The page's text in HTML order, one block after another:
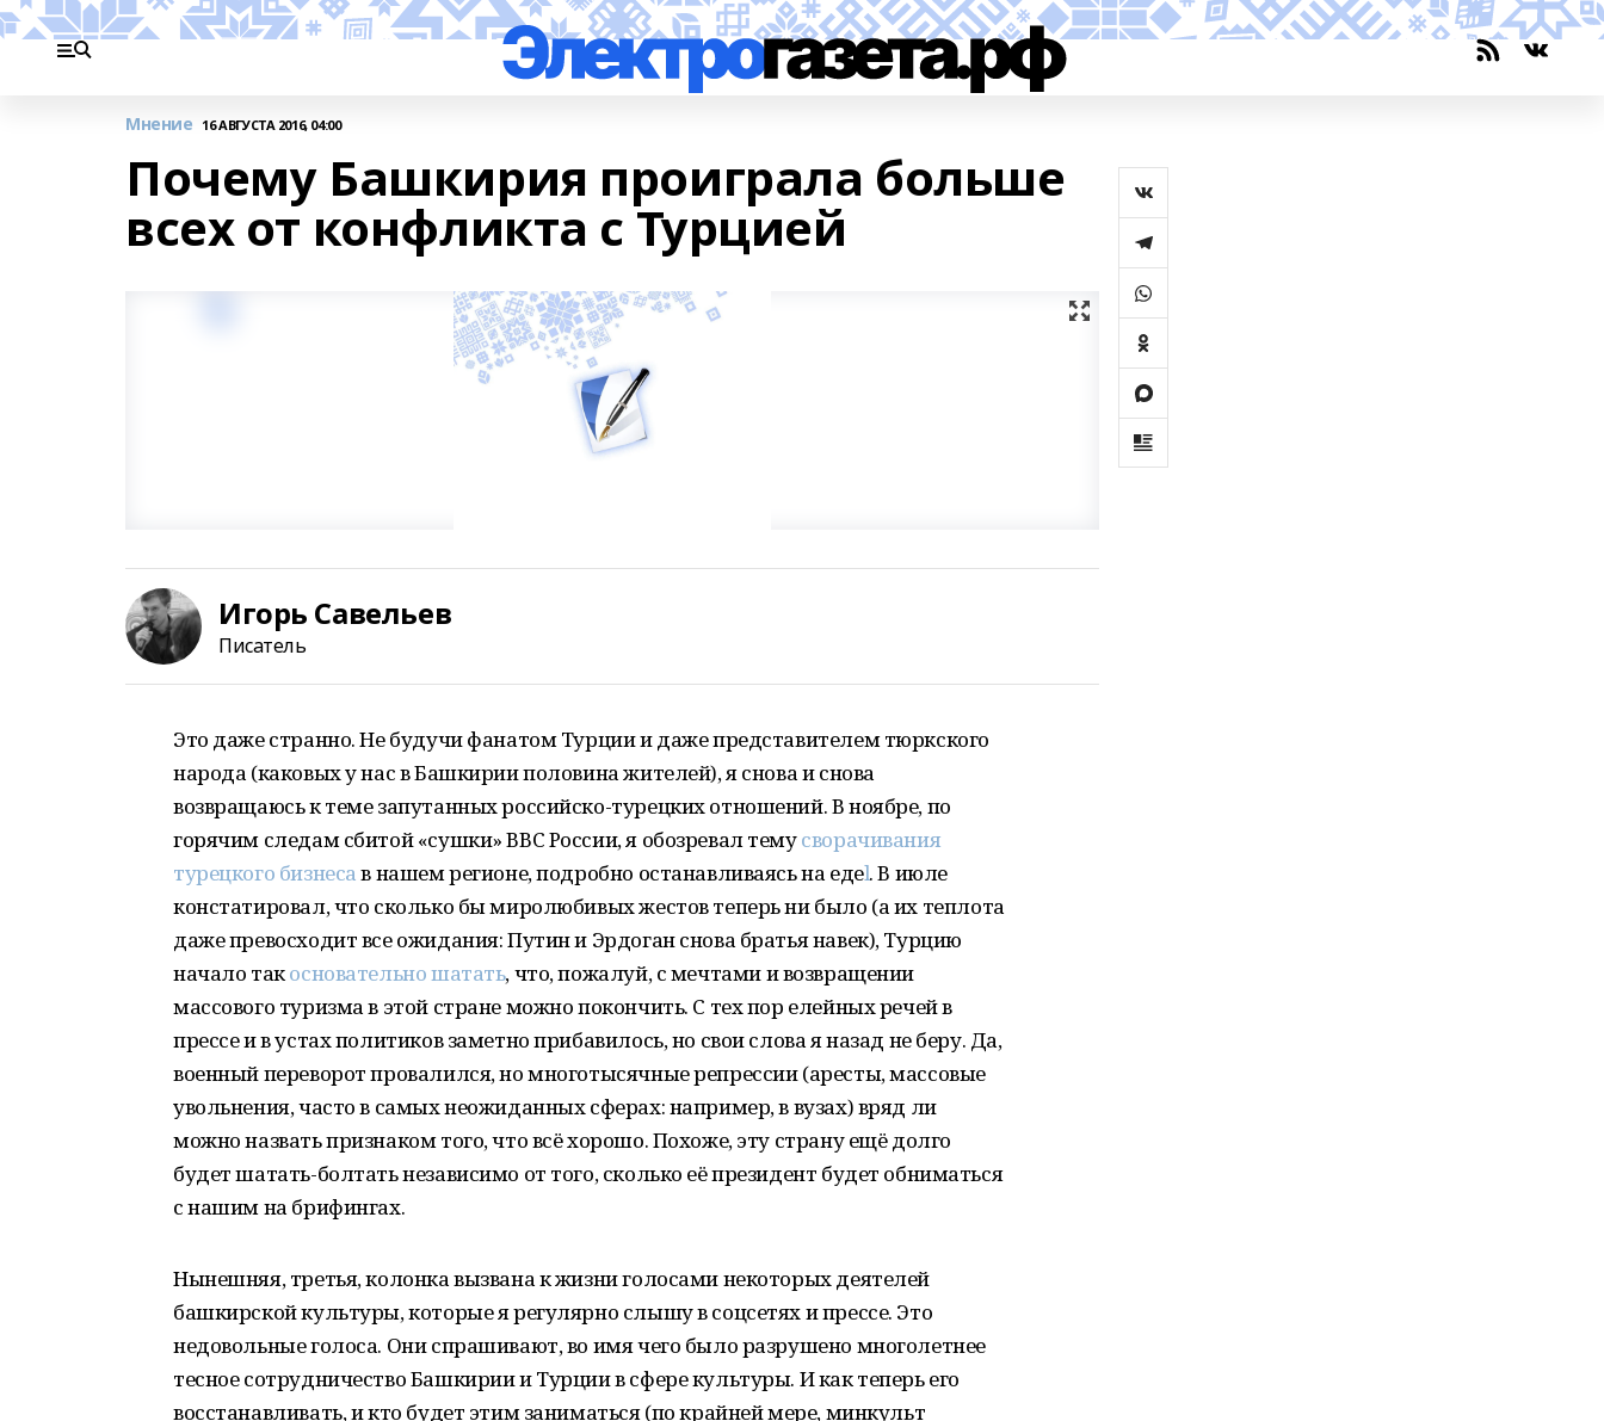
Мнение 16 АВГУСТА 2016, 04:00
Почему Башкирия проиграла больше
всех от конфликта с Турцией
Игорь Савельев
Писатель
Это даже странно. Не будучи фанатом Турции и даже представителем тюркского
народа (каковых у нас в Башкирии половина жителей), я снова и снова
возвращаюсь к теме запутанных российско-турецких отношений. В ноябре, по
горячим следам сбитой «сушки» ВВС России, я обозревал темусворачивания
турецкого бизнесав нашем регионе, подробно останавливаясь на едеl. В июле
констатировал, что сколько бы миролюбивых жестов теперь ни было (а их теплота
даже превосходит все ожидания: Путин и Эрдоган снова братья навек), Турцию
начало такосновательно шатать, что, пожалуй, с мечтами и возвращении
массового туризма в этой стране можно покончить. С тех пор елейных речей в
прессе и в устах политиков заметно прибавилось, но свои слова я назад не беру. Да,
военный переворот провалился, но многотысячные репрессии (аресты, массовые
увольнения, часто в самых неожиданных сферах: например, в вузах) вряд ли
можно назвать признаком того, что всё хорошо. Похоже, эту страну ещё долго
будет шатать-болтать независимо от того, сколько её президент будет обниматься
с нашим на брифингах.
Нынешняя, третья, колонка вызвана к жизни голосами некоторых деятелей
башкирской культуры, которые я регулярно слышу в соцсетях и прессе. Это
недовольные голоса. Они спрашивают, во имя чего было разрушено многолетнее
тесное сотрудничество Башкирии и Турции в сфере культуры. И как теперь его
восстанавливать, и кто будет этим заниматься (по крайней мере, минкульт